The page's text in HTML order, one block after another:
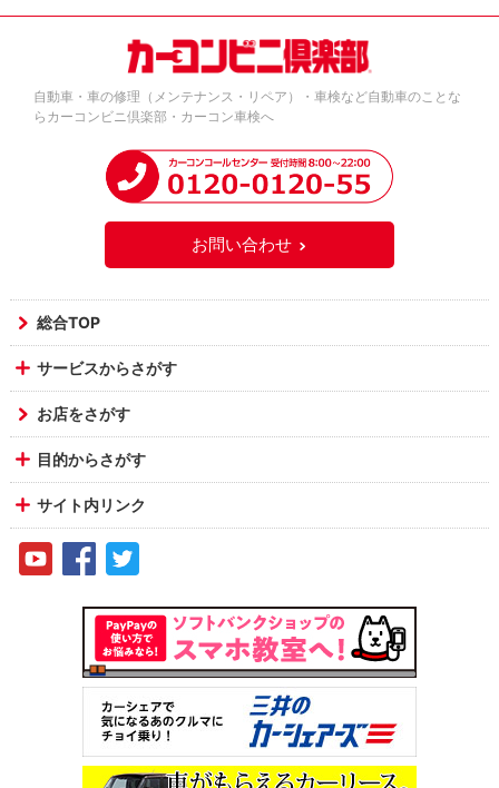
自動車・車の修理（メンテナンス・リペア）・車検など自動車のことな
らカーコンビニ倶楽部・カーコン車検へ
お問い合わせ
総合TOP
サービスからさがす
お店をさがす
目的からさがす
サイト内リンク